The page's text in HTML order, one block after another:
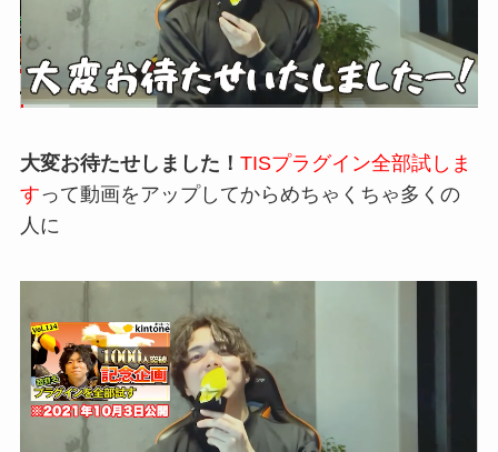
大変お待たせしました！ TISプラグイン全部試しま
すって動画をアップしてからめちゃくちゃ多くの
人に